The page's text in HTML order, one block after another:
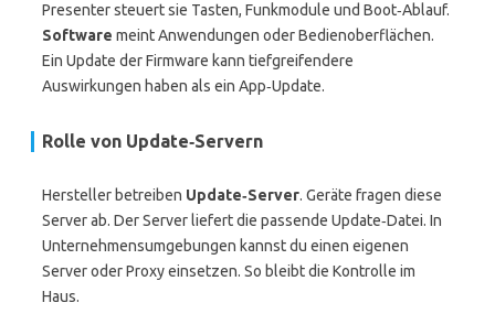
Presenter steuert sie Tasten, Funkmodule und Boot‑Ablauf.
Software meint Anwendungen oder Bedienoberflächen.
Ein Update der Firmware kann tiefgreifendere
Auswirkungen haben als ein App‑Update.
Rolle von Update‑Servern
Hersteller betreiben Update‑Server. Geräte fragen diese
Server ab. Der Server liefert die passende Update‑Datei. In
Unternehmensumgebungen kannst du einen eigenen
Server oder Proxy einsetzen. So bleibt die Kontrolle im
Haus.